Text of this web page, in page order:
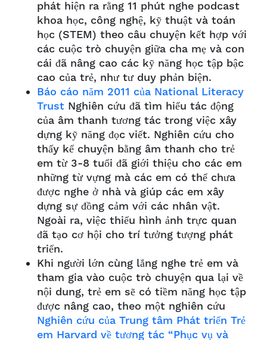
phát hiện ra rằng 11 phút nghe podcast
khoa học, công nghệ, kỹ thuật và toán
học (STEM) theo câu chuyện kết hợp với
các cuộc trò chuyện giữa cha mẹ và con
cái đã nâng cao các kỹ năng học tập bậc
cao của trẻ, như tư duy phản biện.
Báo cáo năm 2011 của National Literacy
Trust Nghiên cứu đã tìm hiểu tác động
của âm thanh tương tác trong việc xây
dựng kỹ năng đọc viết. Nghiên cứu cho
thấy kể chuyện bằng âm thanh cho trẻ
em từ 3-8 tuổi đã giới thiệu cho các em
những từ vựng mà các em có thể chưa
được nghe ở nhà và giúp các em xây
dựng sự đồng cảm với các nhân vật.
Ngoài ra, việc thiếu hình ảnh trực quan
đã tạo cơ hội cho trí tưởng tượng phát
triển.
Khi người lớn cùng lắng nghe trẻ em và
tham gia vào cuộc trò chuyện qua lại về
nội dung, trẻ em sẽ có tiềm năng học tập
được nâng cao, theo một nghiên cứu
Nghiên cứu của Trung tâm Phát triển Trẻ
em Harvard về tương tác “Phục vụ và